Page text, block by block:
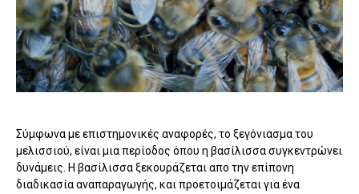
Σύμφωνα με επιστημονικές αναφορές, το ξεγόνιασμα του
μελισσιού, είναι μια περίοδος όπου η βασίλισσα συγκεντρώνει
δυνάμεις. Η βασίλισσα ξεκουράζεται απο την επίπονη
διαδικασία αναπαραγωγής, και προετοιμάζεται για ένα